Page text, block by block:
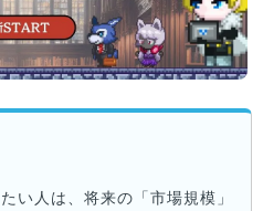
い人は、将来の「市場規模」